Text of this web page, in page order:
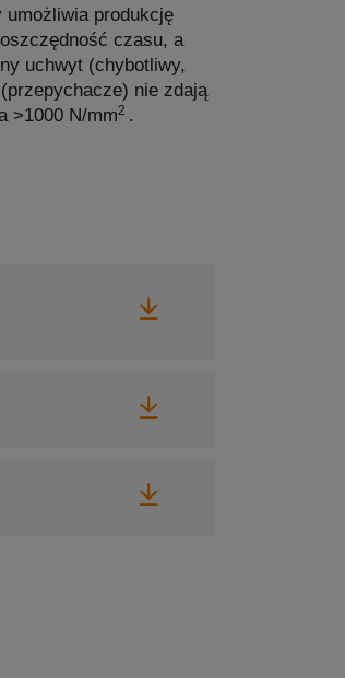
produkcję
czasu, a
uchwyt (chybotliwy,
nie zdają
>1000 N/mm2 .